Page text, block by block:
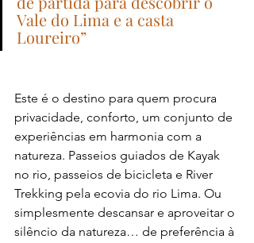
Vale do Lima e a casta
Loureiro”
Este é o destino para quem procura
privacidade, conforto, um conjunto de
experiências em harmonia com a
natureza. Passeios guiados de Kayak
no rio, passeios de bicicleta e River
Trekking pela ecovia do rio Lima. Ou
simplesmente descansar e aproveitar o
silêncio da natureza… de preferência à